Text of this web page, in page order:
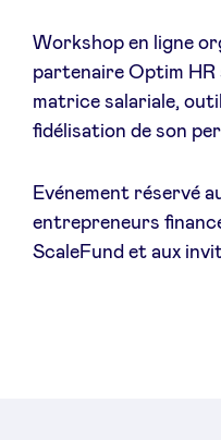
Workshop en ligne
partenaire Optim HR
matrice salariale,
fidélisation de son
Evénement réservé
entrepreneurs
ScaleFund et aux